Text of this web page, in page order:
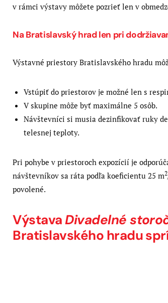
v rámci výstavy môžete pozrieť len v
Na Bratislavský hrad len pri
Výstavné priestory Bratislavského hradu
Vstúpiť do priestorov je možné len s
V skupine môže byť maximálne 5 osôb.
Návštevníci si musia dezinfikovať ruky
telesnej teploty.
Pri pohybe v priestoroch expozícií je
návštevníkov sa ráta podľa koeficientu 25 m2
povolené.
VýstavaDivadelné
Bratislavského hradu